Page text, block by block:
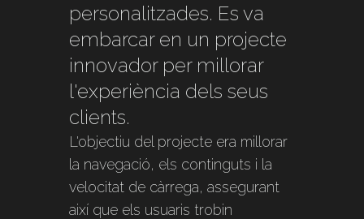
personalitzades. Es va
embarcar en un projecte
innovador per millorar
l'experiència dels seus
clients.
L'objectiu del projecte era millorar
la navegació, els continguts i la
velocitat de càrrega, assegurant
així que els usuaris trobin